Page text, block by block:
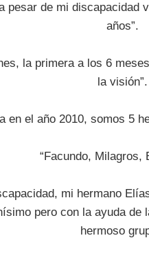
pesar de mi discapacidad
años”.
la primera a los 6
la visión”.
en el año 2010, somos 5
“Facundo, Milagros,
mi hermano
pero con la ayuda
hermoso